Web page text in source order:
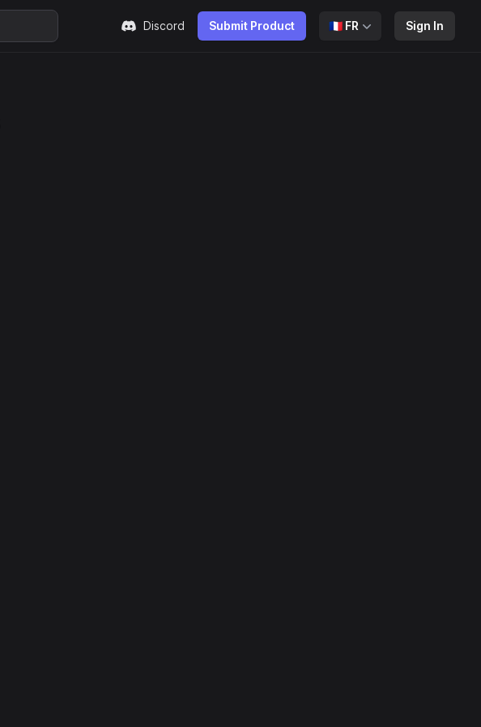
Discord Submit Product 🇫🇷 FR Sign In